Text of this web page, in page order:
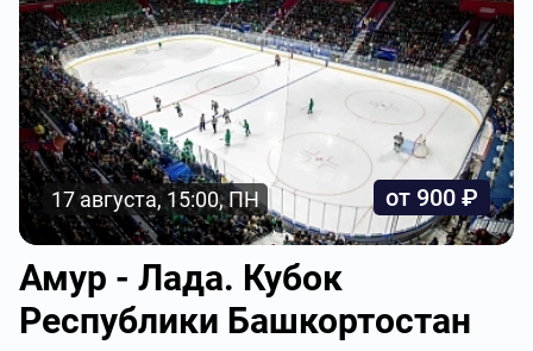
17 августа, 15:00, ПН от 900 ₽
Амур - Лада. Кубок
Республики Башкортостан